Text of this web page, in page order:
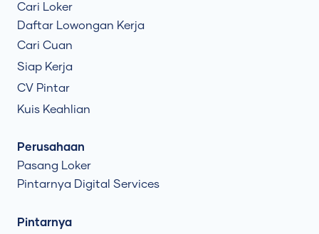
Cari Loker
Daftar Lowongan Kerja
Cari Cuan
Siap Kerja
CV Pintar
Kuis Keahlian
Perusahaan
Pasang Loker
Pintarnya Digital Services
Pintarnya